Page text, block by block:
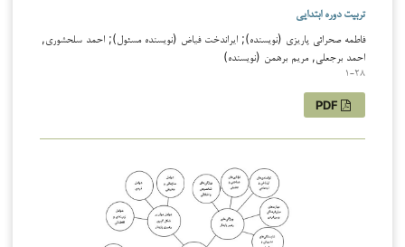
تربیت دوره ابتدایی
فاطمه صحرائی پاریزی (نویسنده); ایراندخت فیاض (نویسنده مسئول); احمد سلحشوری,
احمد برجعلی, مریم برهمن (نویسنده)
1-28